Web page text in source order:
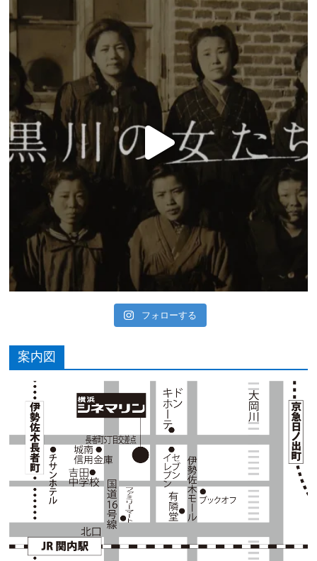
フォローする
案内図